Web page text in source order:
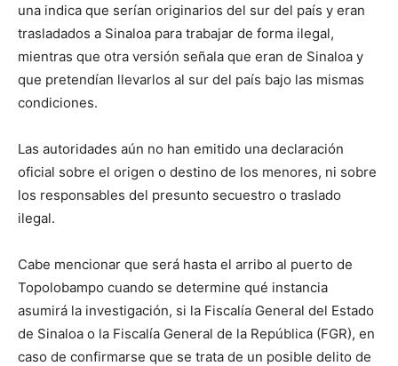
una indica que serían originarios del sur del país y eran
trasladados a Sinaloa para trabajar de forma ilegal,
mientras que otra versión señala que eran de Sinaloa y
que pretendían llevarlos al sur del país bajo las mismas
condiciones.
Las autoridades aún no han emitido una declaración
oficial sobre el origen o destino de los menores, ni sobre
los responsables del presunto secuestro o traslado
ilegal.
Cabe mencionar que será hasta el arribo al puerto de
Topolobampo cuando se determine qué instancia
asumirá la investigación, si la Fiscalía General del Estado
de Sinaloa o la Fiscalía General de la República (FGR), en
caso de confirmarse que se trata de un posible delito de